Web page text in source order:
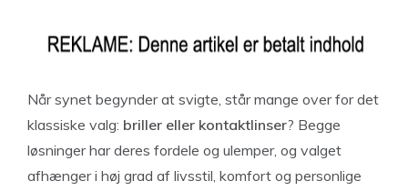
Når synet begynder at svigte, står mange over for det
klassiske valg: briller eller kontaktlinser? Begge
løsninger har deres fordele og ulemper, og valget
afhænger i høj grad af livsstil, komfort og personlige